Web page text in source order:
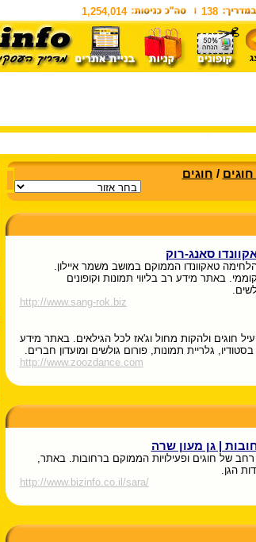
1,254,014 138
חוגים / חוגים
סאנג-רוק
הלחימה טאקוונדו הממוקם במושב משמר איילון.
באתר מידע רב בליווי תמונות וקופונים
http://www.sang-rok.biz
חוגים ולהקות מחול וג'אז לכל הגילאים. באתר מידע
בסטודיו, גלריית תמונות, פורום גולשים ומועדון חברים.
http://www.zoozdance.com
| גן מעון שרה
רחב של חוגים ופעילויות הממוקם ברחובות. באתר,
הגן.
http://www.bizinfo.co.il/sara/